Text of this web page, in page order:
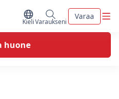
Vaihda kieltä
Kieli Minun varaukseni
Varaukseni
Varaa
huone